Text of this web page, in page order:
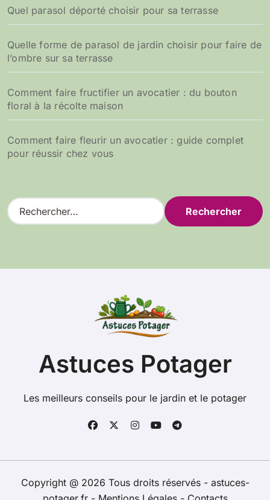
Quel parasol déporté choisir pour sa terrasse
Quelle forme de parasol de jardin choisir pour faire de
l’ombre sur sa terrasse
Comment faire fructifier un avocatier : du bouton
floral à la récolte maison
Comment faire fleurir un avocatier : guide complet
pour réussir chez vous
R
e
r
Astuces Potager
Les meilleurs conseils pour le jardin et le potager
Copyright @ 2026 Tous droits réservés - astuces-